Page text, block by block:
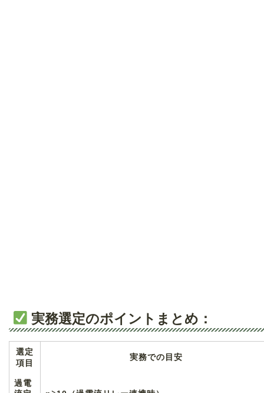
実務選定のポイントまとめ：
選定
項目
実務での目安
過電